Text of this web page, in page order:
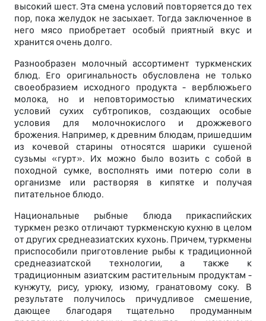
высокий шест. Эта смена условий повторяется до тех
пор, пока желудок не засыхает. Тогда заключенное в
него мясо приобретает особый приятный вкус и
хранится очень долго.
Разнообразен молочный ассортимент туркменских
блюд. Его оригинальность обусловлена не только
своеобразием исходного продукта - верблюжьего
молока, но и неповторимостью климатических
условий сухих субтропиков, создающих особые
условия для молочнокислого и дрожжевого
брожения. Например, к древним блюдам, пришедшим
из кочевой старины относятся шарики сушеной
сузьмы «гурт». Их можно было возить с собой в
походной сумке, восполнять ими потерю соли в
организме или растворяя в кипятке и получая
питательное блюдо.
Национальные рыбные блюда прикаспийских
туркмен резко отличают туркменскую кухню в целом
от других среднеазиатских кухонь. Причем, туркмены
приспособили приготовление рыбы к традиционной
среднеазиатской технологии, а также к
традиционным азиатским растительным продуктам -
кунжуту, рису, урюку, изюму, гранатовому соку. В
результате получилось причудливое смешение,
дающее благодаря тщательно продуманным